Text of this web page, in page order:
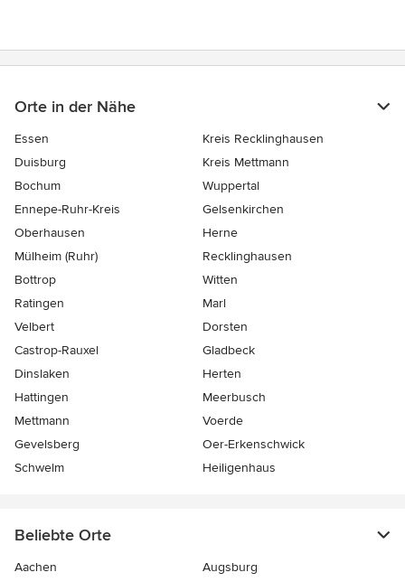
Orte in der Nähe
Essen
Kreis Recklinghausen
Duisburg
Kreis Mettmann
Bochum
Wuppertal
Ennepe-Ruhr-Kreis
Gelsenkirchen
Oberhausen
Herne
Mülheim (Ruhr)
Recklinghausen
Bottrop
Witten
Ratingen
Marl
Velbert
Dorsten
Castrop-Rauxel
Gladbeck
Dinslaken
Herten
Hattingen
Meerbusch
Mettmann
Voerde
Gevelsberg
Oer-Erkenschwick
Schwelm
Heiligenhaus
Beliebte Orte
Aachen
Augsburg